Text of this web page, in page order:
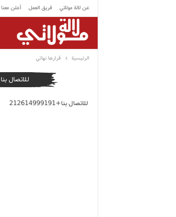
عن لالة مولاتي فريق العمل أعلن معنا
الرئيسية قرارها نهائي
للاتصال بنا
للاتصال بنا+212614999191